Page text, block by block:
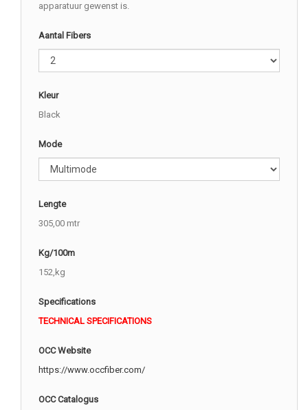
apparatuur gewenst is.
Aantal Fibers
Kleur
Black
Mode
Lengte
305,00 mtr
Kg/100m
152,kg
Specifications
TECHNICAL SPECIFICATIONS
OCC Website
https://www.occfiber.com/
OCC Catalogus